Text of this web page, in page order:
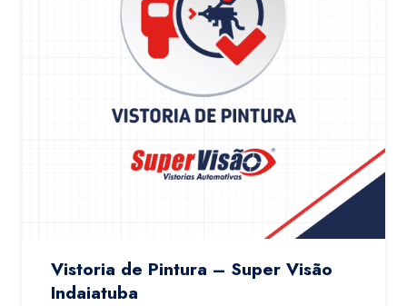
Vistoria de Pintura – Super Visão
Indaiatuba